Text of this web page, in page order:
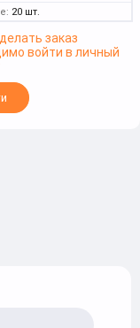
20 шт.
заказ
войти в личный